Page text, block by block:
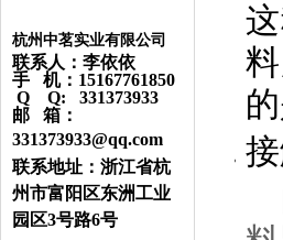
杭州中茗实业有限公司
联系人：李依依
手 机：15167761850
Q Q: 331373933
邮 箱：
331373933@qq.com
联系地址：浙江省杭
州市富阳区东洲工业
园区3号路6号